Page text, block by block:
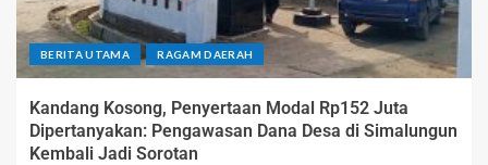
BERITA UTAMA RAGAM DAERAH
Kandang Kosong, Penyertaan Modal Rp152 Juta
Dipertanyakan: Pengawasan Dana Desa di Simalungun
Kembali Jadi Sorotan